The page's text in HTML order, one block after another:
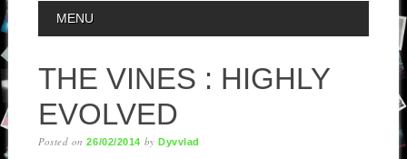
MAIN MENU
MENU
THE VINES : HIGHLY
EVOLVED
Posted on26/02/2014 byDyvvlad